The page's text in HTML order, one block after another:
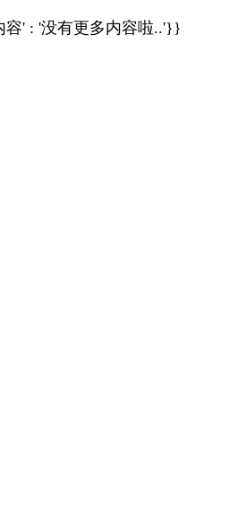
容' : '没有更多内容啦..'}}